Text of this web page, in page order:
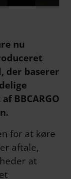
nu
der baserer
BBCARGO
for at køre
aftale,
at